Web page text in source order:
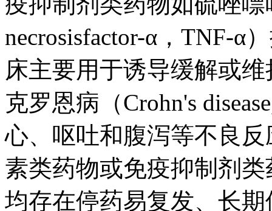
necrosisfactor-α，TNF-α
床主要用于诱导缓解或
克罗恩病（Crohn's
心、呕吐和腹泻等不良
素类药物或免疫抑制剂
均存在停药易复发、长